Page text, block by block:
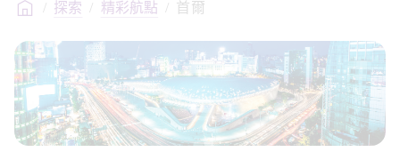
/ 探索 / 精彩航點 / 首爾